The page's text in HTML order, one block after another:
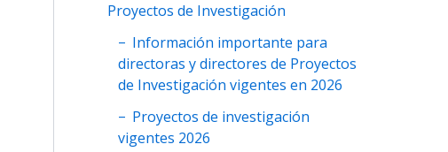
Proyectos de Investigación
Información importante para
directoras y directores de Proyectos
de Investigación vigentes en 2026
Proyectos de investigación
vigentes 2026